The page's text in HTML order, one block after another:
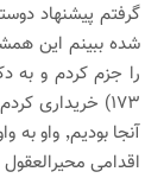
گرفتم پیشنهاد
شده ببینم این
را جزم کردم و
۱۷۳) خریداری
آنجا
اقدامی